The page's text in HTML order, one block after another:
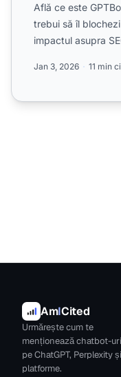
Află ce este
trebui să îl
impactul asupra
Jan 3, 2026 11 min
AmICited
Urmărește cum te
menționează chatbot-
pe ChatGPT, Perplexity
platforme.